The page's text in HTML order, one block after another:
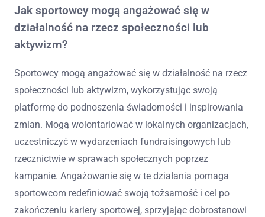
Jak sportowcy mogą angażować się w
działalność na rzecz społeczności lub
aktywizm?
Sportowcy mogą angażować się w działalność na rzecz
społeczności lub aktywizm, wykorzystując swoją
platformę do podnoszenia świadomości i inspirowania
zmian. Mogą wolontariować w lokalnych organizacjach,
uczestniczyć w wydarzeniach fundraisingowych lub
rzecznictwie w sprawach społecznych poprzez
kampanie. Angażowanie się w te działania pomaga
sportowcom redefiniować swoją tożsamość i cel po
zakończeniu kariery sportowej, sprzyjając dobrostanowi